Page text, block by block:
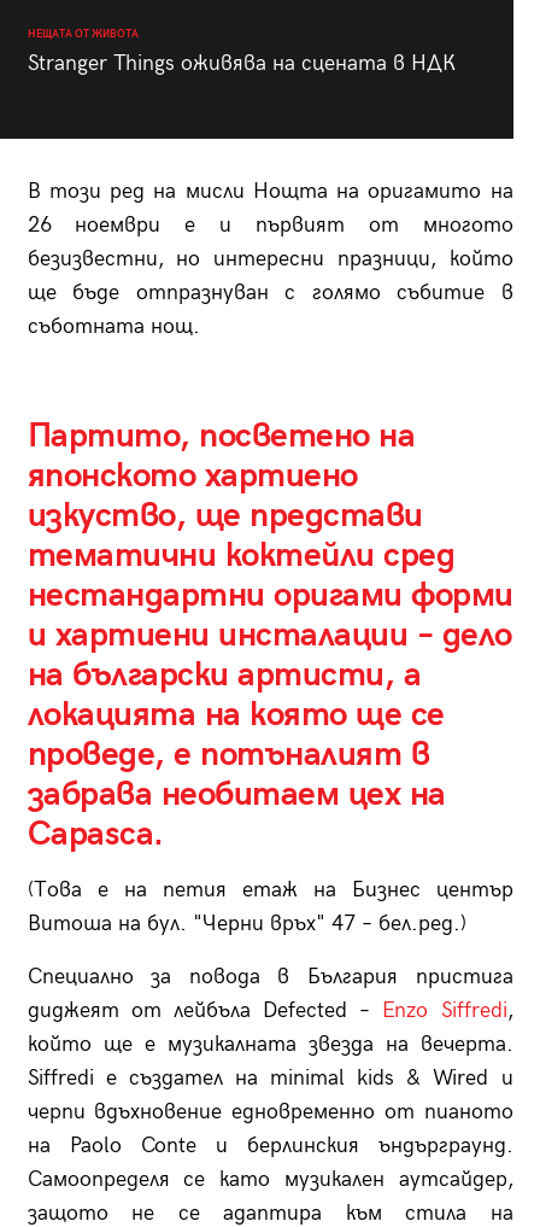
НЕЩАТА ОТ ЖИВОТА
Stranger Things оживява на сцената в НДК
В този ред на мисли Нощта на оригамито на
26 ноември е и първият от многото
безизвестни, но интересни празници, който
ще бъде отпразнуван с голямо събитие в
съботната нощ.
Партито, посветено на
японското хартиено
изкуство, ще представи
тематични коктейли сред
нестандартни оригами форми
и хартиени инсталации – дело
на български артисти, а
локацията на която ще се
проведе, е потъналият в
забрава необитаем цех на
Capasca.
(Това е на петия етаж на Бизнес център
Витоша на бул. "Черни връх" 47 – бел.ред.)
Специално за повода в България пристига
диджеят от лейбъла Defected – Enzo Siffredi,
който ще е музикалната звезда на вечерта.
Siffredi е създател на minimal kids & Wired и
черпи вдъхновение едновременно от пианото
на Paolo Conte и берлинския ъндърграунд.
Самоопределя се като музикален аутсайдер,
защото не се адаптира към стила на